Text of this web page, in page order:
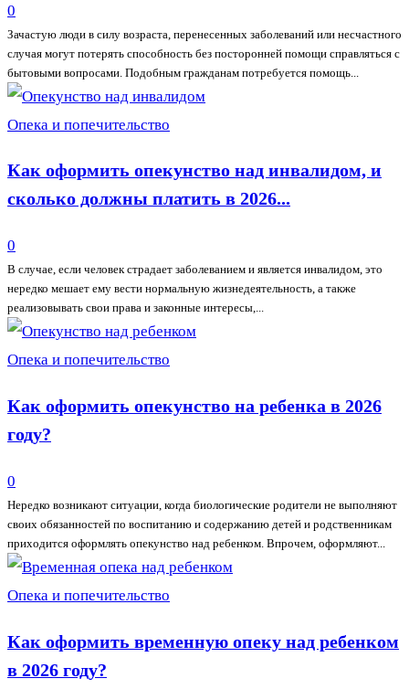
0
Зачастую люди в силу возраста, перенесенных заболеваний или несчастного
случая могут потерять способность без посторонней помощи справляться с
бытовыми вопросами. Подобным гражданам потребуется помощь...
Опека и попечительство
Как оформить опекунство над инвалидом, и
сколько должны платить в 2026...
0
В случае, если человек страдает заболеванием и является инвалидом, это
нередко мешает ему вести нормальную жизнедеятельность, а также
реализовывать свои права и законные интересы,...
Опека и попечительство
Как оформить опекунство на ребенка в 2026
году?
0
Нередко возникают ситуации, когда биологические родители не выполняют
своих обязанностей по воспитанию и содержанию детей и родственникам
приходится оформлять опекунство над ребенком. Впрочем, оформляют...
Опека и попечительство
Как оформить временную опеку над ребенком
в 2026 году?